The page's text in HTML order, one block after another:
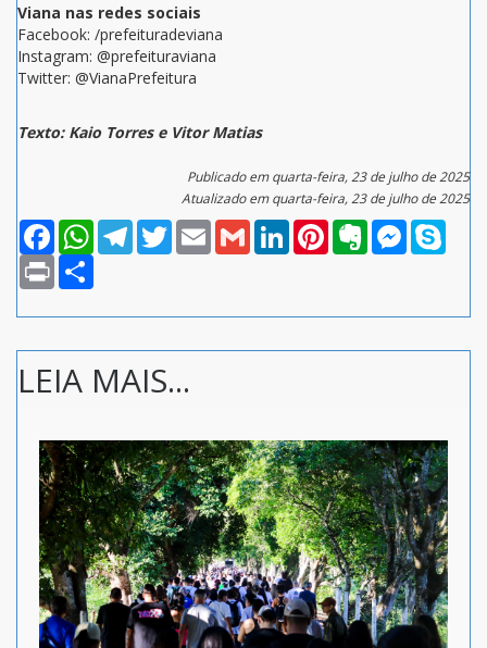
Viana nas redes sociais
Facebook: /prefeituradeviana
Instagram: @prefeituraviana
Twitter: @VianaPrefeitura
Texto: Kaio Torres e Vitor Matias
Publicado em quarta-feira, 23 de julho de 2025
Atualizado em quarta-feira, 23 de julho de 2025
FacebookWhatsAppTelegramTwitterEmail Gmail LinkedInPinterestEvernoteMessenger
Print
LEIA MAIS...